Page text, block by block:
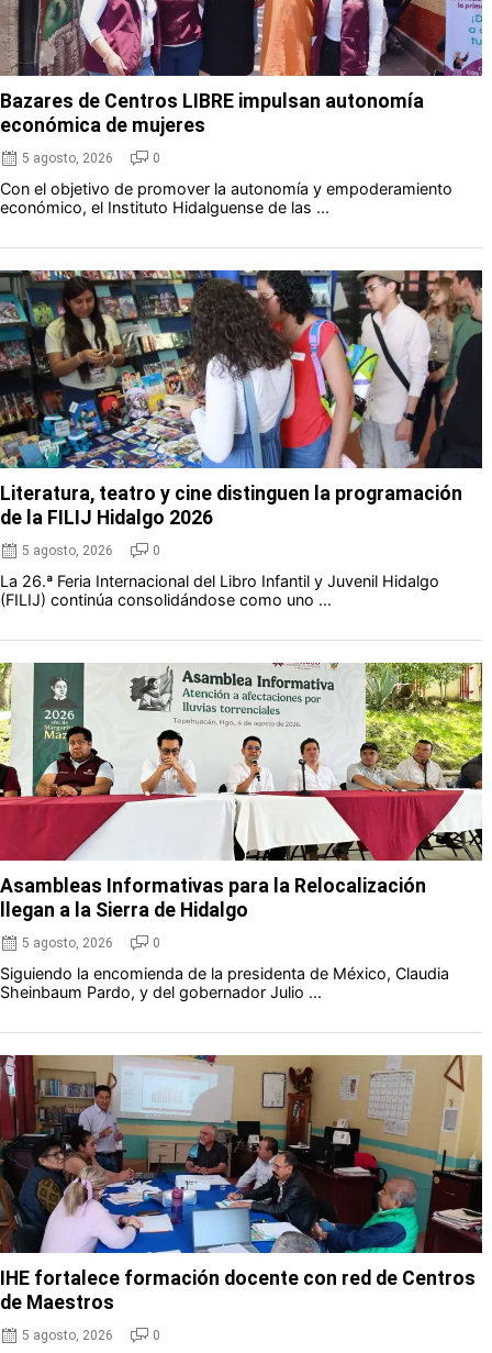
Bazares de Centros LIBRE impulsan autonomía
económica de mujeres
5 agosto, 2026 0
Con el objetivo de promover la autonomía y empoderamiento
económico, el Instituto Hidalguense de las ...
Literatura, teatro y cine distinguen la programación
de la FILIJ Hidalgo 2026
5 agosto, 2026 0
La 26.ª Feria Internacional del Libro Infantil y Juvenil Hidalgo
(FILIJ) continúa consolidándose como uno ...
Asambleas Informativas para la Relocalización
llegan a la Sierra de Hidalgo
5 agosto, 2026 0
Siguiendo la encomienda de la presidenta de México, Claudia
Sheinbaum Pardo, y del gobernador Julio ...
IHE fortalece formación docente con red de Centros
de Maestros
5 agosto, 2026 0